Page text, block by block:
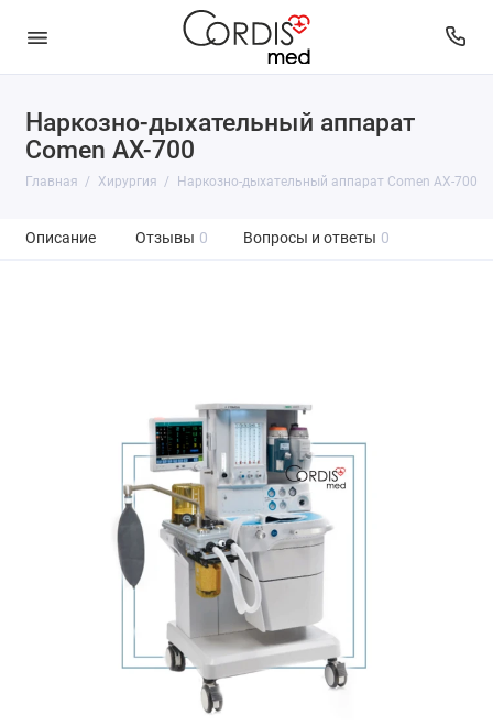
Наркозно-дыхательный аппарат
Comen AX-700
Главная Хирургия Наркозно-дыхательный аппарат Comen AX-700
Описание Отзывы 0 Вопросы и ответы 0